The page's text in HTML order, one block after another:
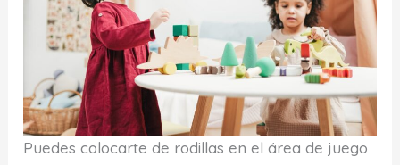
Puedes colocarte de rodillas en el área de juego